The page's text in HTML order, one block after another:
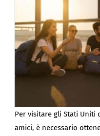
Per visitare gli Stati Uniti
amici, è necessario